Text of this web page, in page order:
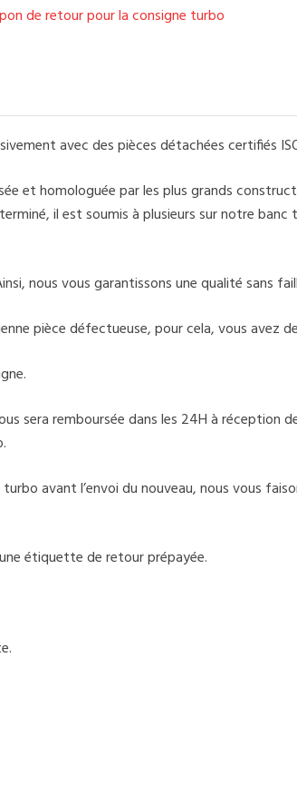
de retour pour la consigne turbo
avec des pièces détachées certifiés
et homologuée par les plus grands
il est soumis à plusieurs sur notre
nous vous garantissons une qualité sans
pièce défectueuse, pour cela, vous avez
sera remboursée dans les 24H à réception
avant l’envoi du nouveau, nous vous
étiquette de retour prépayée.